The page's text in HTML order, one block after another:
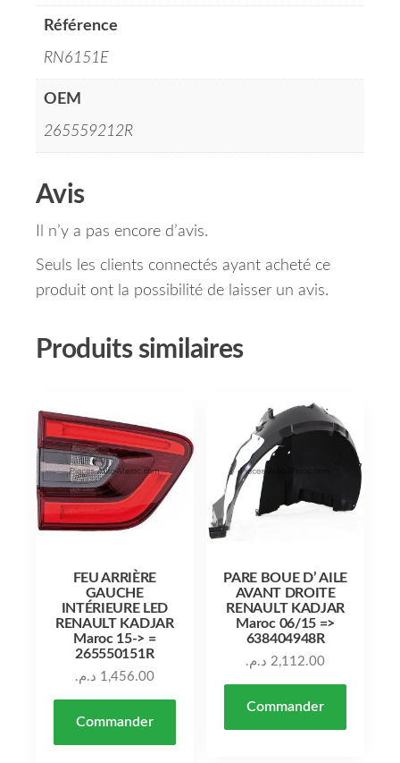
Référence
RN6151E
OEM
265559212R
Avis
Il n’y a pas encore d’avis.
Seuls les clients connectés ayant acheté ce
produit ont la possibilité de laisser un avis.
Produits similaires
FEU ARRIÈRE
GAUCHE
INTÉRIEURE LED
RENAULT KADJAR
Maroc 15-> =
265550151R
1,456.00 د.م.
Commander
PARE BOUE D’ AILE
AVANT DROITE
RENAULT KADJAR
Maroc 06/15 =>
638404948R
2,112.00 د.م.
Commander